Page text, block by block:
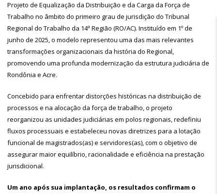
Projeto de Equalização da Distribuição e da Carga da Força de
Trabalho no âmbito do primeiro grau de jurisdição do Tribunal
Regional do Trabalho da 14ª Região (RO/AC). Instituído em 1º de
junho de 2025, o modelo representou uma das mais relevantes
transformações organizacionais da história do Regional,
promovendo uma profunda modernização da estrutura judiciária de
Rondônia e Acre.
Concebido para enfrentar distorções históricas na distribuição de
processos e na alocação da força de trabalho, o projeto
reorganizou as unidades judiciárias em polos regionais, redefiniu
fluxos processuais e estabeleceu novas diretrizes para a lotação
funcional de magistrados(as) e servidores(as), com o objetivo de
assegurar maior equilíbrio, racionalidade e eficiência na prestação
jurisdicional.
Um ano após sua implantação, os resultados confirmam o